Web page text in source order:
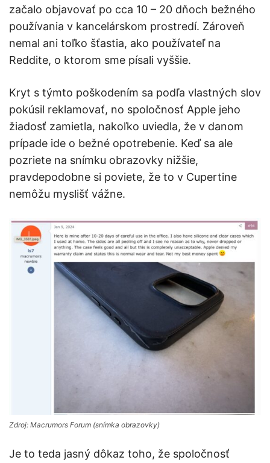
začalo objavovať po cca 10 – 20 dňoch bežného
používania v kancelárskom prostredí. Zároveň
nemal ani toľko šťastia, ako používateľ na
Reddite, o ktorom sme písali vyššie.
Kryt s týmto poškodením sa podľa vlastných slov
pokúsil reklamovať, no spoločnosť Apple jeho
žiadosť zamietla, nakoľko uviedla, že v danom
prípade ide o bežné opotrebenie. Keď sa ale
pozriete na snímku obrazovky nižšie,
pravdepodobne si poviete, že to v Cupertine
nemôžu myslišť vážne.
Zdroj: Macrumors Forum (snímka obrazovky)
Je to teda jasný dôkaz toho, že spoločnosť